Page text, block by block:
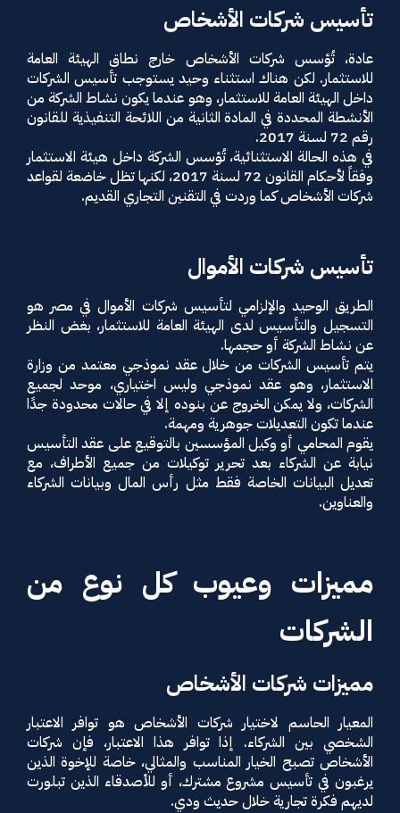
تأسيس شركات الأشخاص
عادة، تُؤسس شركات الأشخاص خارج نطاق الهيئة العامة
للاستثمار. لكن هناك استثناء وحيد يستوجب تأسيس الشركات
داخل الهيئة العامة للاستثمار، وهو عندما يكون نشاط الشركة من
الأنشطة المحددة في المادة الثانية من اللائحة التنفيذية للقانون
رقم 72 لسنة 2017.
في هذه الحالة الاستثنائية، تُؤسس الشركة داخل هيئة الاستثمار
وفقاً لأحكام القانون 72 لسنة 2017، لكنها تظل خاضعة لقواعد
شركات الأشخاص كما وردت في التقنين التجاري القديم.
تأسيس شركات الأموال
الطريق الوحيد والإلزامي لتأسيس شركات الأموال في مصر هو
التسجيل والتأسيس لدى الهيئة العامة للاستثمار، بغض النظر
عن نشاط الشركة أو حجمها.
يتم تأسيس الشركات من خلال عقد نموذجي معتمد من وزارة
الاستثمار، وهو عقد نموذجي وليس اختياري، موحد لجميع
الشركات، ولا يمكن الخروج عن بنوده إلا في حالات محدودة جدًا
عندما تكون التعديلات جوهرية ومهمة.
يقوم المحامي أو وكيل المؤسسين بالتوقيع على عقد التأسيس
نيابة عن الشركاء بعد تحرير توكيلات من جميع الأطراف، مع
تعديل البيانات الخاصة فقط مثل رأس المال وبيانات الشركاء
والعناوين.
مميزات وعيوب كل نوع من
الشركات
مميزات شركات الأشخاص
المعيار الحاسم لاختيار شركات الأشخاص هو توافر الاعتبار
الشخصي بين الشركاء. إذا توافر هذا الاعتبار، فإن شركات
الأشخاص تصبح الخيار المناسب والمثالي، خاصة للإخوة الذين
يرغبون في تأسيس مشروع مشترك، أو للأصدقاء الذين تبلورت
لديهم فكرة تجارية خلال حديث ودي.